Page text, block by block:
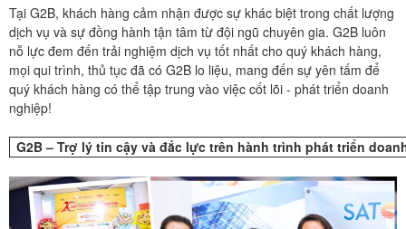
Tại G2B, khách hàng cảm nhận được sự khác biệt trong chất lượng
dịch vụ và sự đồng hành tận tâm từ đội ngũ chuyên gia. G2B luôn
nỗ lực đem đến trải nghiệm dịch vụ tốt nhất cho quý khách hàng,
mọi qui trình, thủ tục đã có G2B lo liệu, mang đến sự yên tấm để
quý khách hàng có thể tập trung vào việc cốt lõi - phát triển doanh
nghiệp!
G2B – Trợ lý tin cậy và đắc lực trên hành trình phát triển